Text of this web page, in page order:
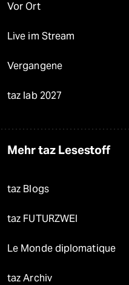
Vor Ort
Live im Stream
Vergangene
taz lab 2027
Mehr taz Lesestoff
taz Blogs
taz FUTURZWEI
Le Monde diplomatique
taz Archiv